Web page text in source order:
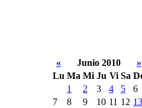
« Junio 2010
»
Lu Ma Mi Ju Vi Sa
1
2 3 4 5
6
7
8 9 10 11 12 13